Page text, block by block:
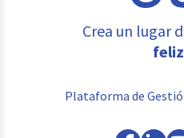
Crea un lugar
feliz
Plataforma de